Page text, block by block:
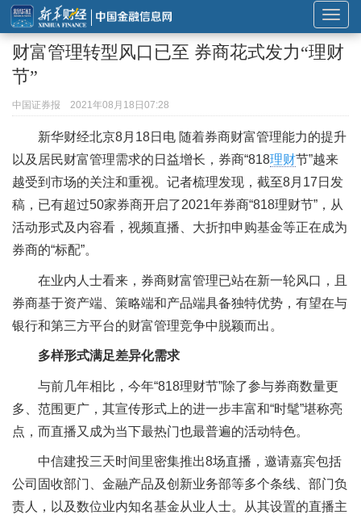
展
开
或
导
航
财富管理转型风口已至 券商花式发力“理财
节”
中国证券报 2021年08月18日07:28
新华财经北京8月18日电 随着券商财富管理能力的提升
以及居民财富管理需求的日益增长，券商“818理财节”越来
越受到市场的关注和重视。记者梳理发现，截至8月17日发
稿，已有超过50家券商开启了2021年券商“818理财节”，从
活动形式及内容看，视频直播、大折扣申购基金等正在成为
券商的“标配”。
在业内人士看来，券商财富管理已站在新一轮风口，且
券商基于资产端、策略端和产品端具备独特优势，有望在与
银行和第三方平台的财富管理竞争中脱颖而出。
多样形式满足差异化需求
与前几年相比，今年“818理财节”除了参与券商数量更
多、范围更广，其宣传形式上的进一步丰富和“时髦”堪称亮
点，而直播又成为当下最热门也最普遍的活动特色。
中信建投三天时间里密集推出8场直播，邀请嘉宾包括
公司固收部门、金融产品及创新业务部等多个条线、部门负
责人，以及数位业内知名基金从业人士。从其设置的直播主